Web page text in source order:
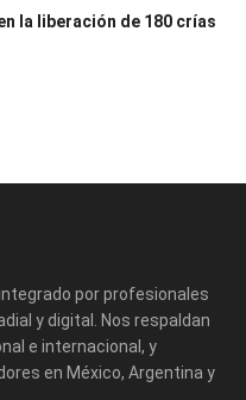
la liberación de 180 crías
por profesionales
y digital. Nos respaldan
e internacional, y
en México, Argentina y